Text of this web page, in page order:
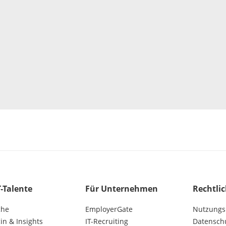
Talente
& Insights
Für Unternehmen
EmployerGate
IT-Recruiting